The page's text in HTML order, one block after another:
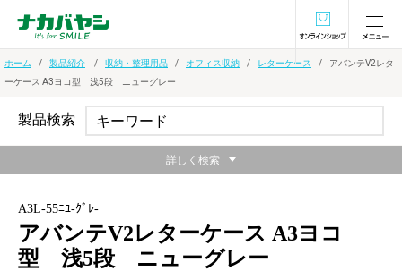
オンラインショ
ホーム 製品紹介 収納・整理用品 オフィス収納 レターケース
アバンテV2レタ
ーケース A3ヨコ型 浅5段 ニューグレー
A3L-55ﾆﾕ-ｸﾞﾚ-
アバンテV2レターケース A3ヨコ
型 浅5段 ニューグレー
製品検索
詳しく検索